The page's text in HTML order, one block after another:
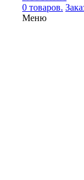
0 товаров.
Меню